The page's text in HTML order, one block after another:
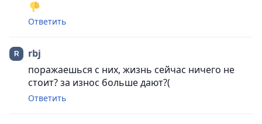
Ответить
rbj
поражаешься с них, жизнь сейчас ничего не
стоит? за износ больше дают?(
Ответить